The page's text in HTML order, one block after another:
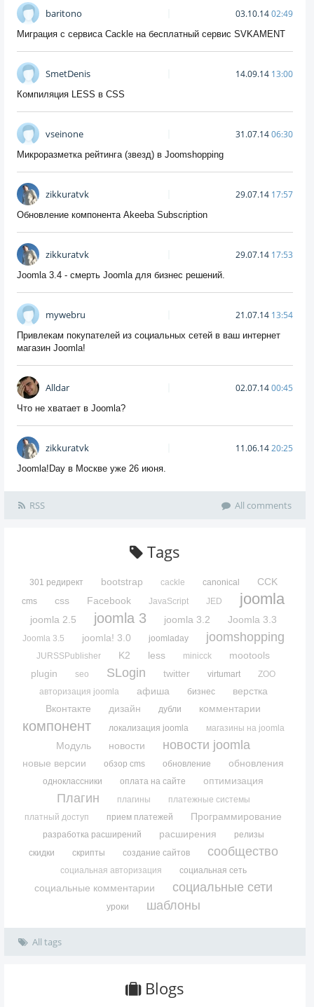
baritono 03.10.1402:49
Миграция с сервиса Cackle на бесплатный сервис SVKAMENT
SmetDenis 14.09.14 13:00
Компиляция LESS в CSS
vseinone 31.07.1406:30
Микроразметка рейтинга (звезд) в Joomshopping
zikkuratvk 29.07.14 17:57
Обновление компонента Akeeba Subscription
zikkuratvk 29.07.14 17:53
Joomla 3.4 - смерть Joomla для бизнес решений.
mywebru 21.07.14 13:54
Привлекам покупателей из социальных сетей в ваш интернет
магазин Joomla!
Alldar 02.07.1400:45
Что не хватает в Joomla?
zikkuratvk 11.06.1420:25
Joomla!Day в Москве уже 26 июня.
RSS All comments
Tags
301 редирект bootstrap cackle canonical CCK
cms css Facebook JavaScript JED joomla
joomla 2.5 joomla 3 joomla 3.2 Joomla 3.3
Joomla 3.5 joomla! 3.0 joomladay joomshopping
JURSSPublisher K2 less minicck
mootools
plugin
seo SLogin twitter virtumart
ZOO
авторизация joomla
афиша бизнес
верстка
Вконтакте
дизайн дубли комментарии
компонент локализация joomla магазины на joomla
Модуль новости новости joomla
новые версии обзор cms обновление обновления
одноклассники оплата на сайте оптимизация
Плагин плагины
платежные системы
платный доступ
прием платежей Программирование
разработка расширений расширения
релизы
скидки
скрипты создание сайтов сообщество
социальная авторизация социальная сеть
социальные комментарии социальные сети
уроки шаблоны
All tags
Blogs